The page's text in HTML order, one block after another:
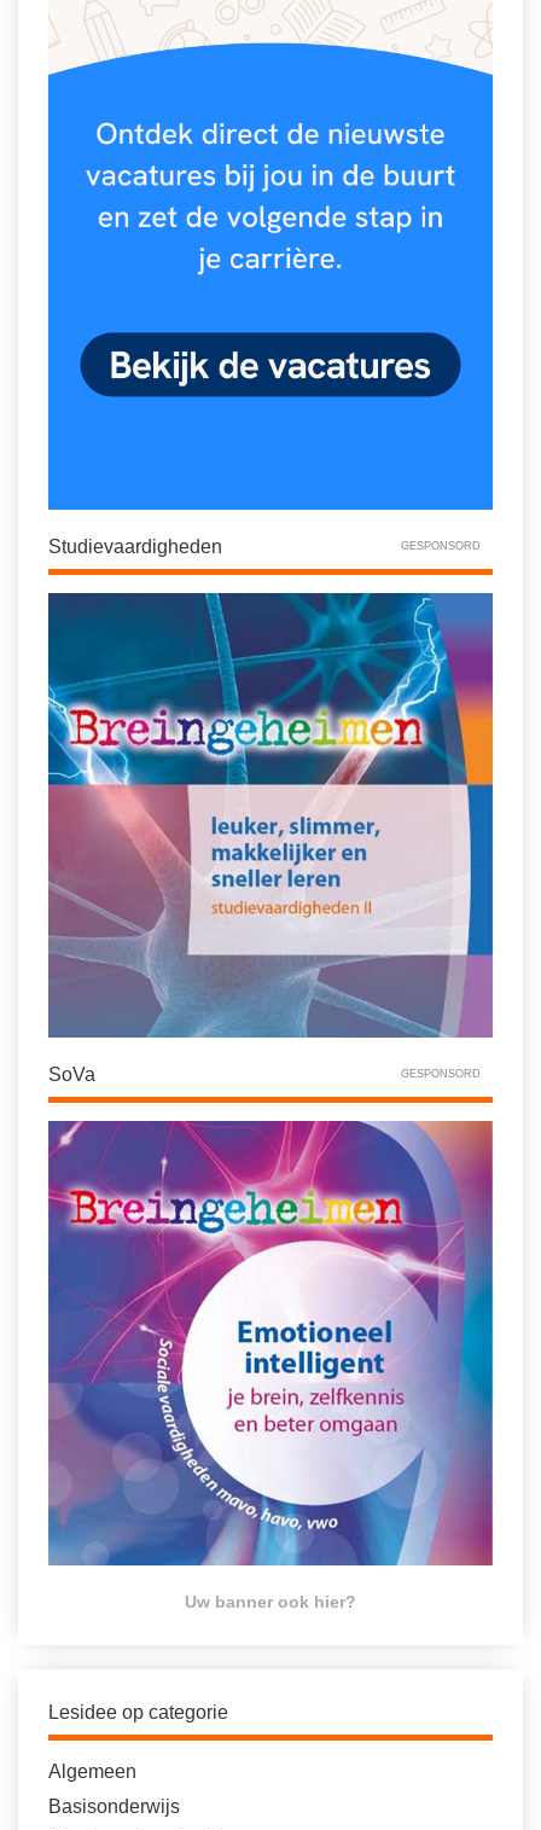
Studievaardigheden GESPONSORD
SoVa GESPONSORD
Uw banner ook hier?
Lesidee op categorie
Algemeen
Basisonderwijs